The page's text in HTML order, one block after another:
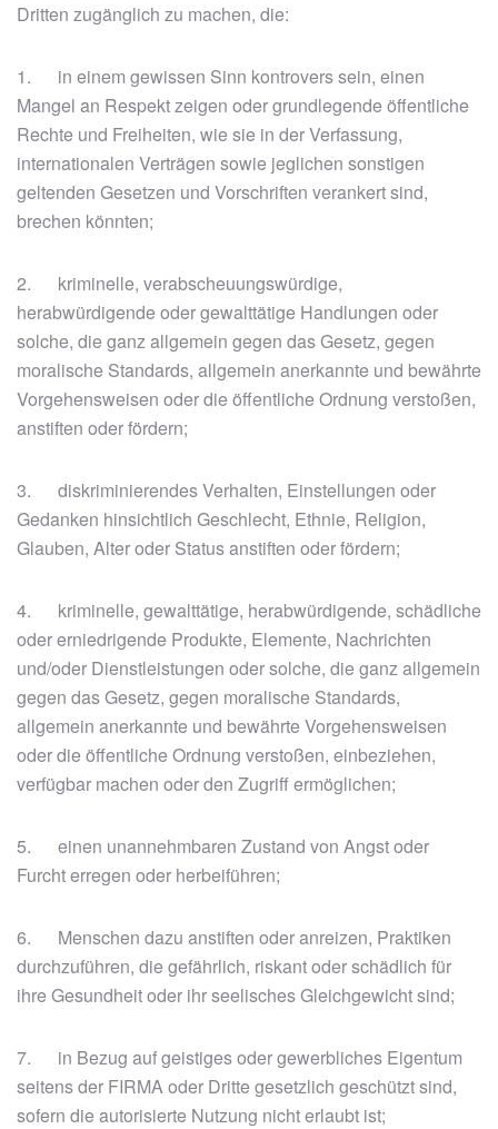
Dritten zugänglich zu machen, die:
1. in einem gewissen Sinn kontrovers sein, einen
Mangel an Respekt zeigen oder grundlegende öffentliche
Rechte und Freiheiten, wie sie in der Verfassung,
internationalen Verträgen sowie jeglichen sonstigen
geltenden Gesetzen und Vorschriften verankert sind,
brechen könnten;
2. kriminelle, verabscheuungswürdige,
herabwürdigende oder gewalttätige Handlungen oder
solche, die ganz allgemein gegen das Gesetz, gegen
moralische Standards, allgemein anerkannte und bewährte
Vorgehensweisen oder die öffentliche Ordnung verstoßen,
anstiften oder fördern;
3. diskriminierendes Verhalten, Einstellungen oder
Gedanken hinsichtlich Geschlecht, Ethnie, Religion,
Glauben, Alter oder Status anstiften oder fördern;
4. kriminelle, gewalttätige, herabwürdigende, schädliche
oder erniedrigende Produkte, Elemente, Nachrichten
und/oder Dienstleistungen oder solche, die ganz allgemein
gegen das Gesetz, gegen moralische Standards,
allgemein anerkannte und bewährte Vorgehensweisen
oder die öffentliche Ordnung verstoßen, einbeziehen,
verfügbar machen oder den Zugriff ermöglichen;
5. einen unannehmbaren Zustand von Angst oder
Furcht erregen oder herbeiführen;
6. Menschen dazu anstiften oder anreizen, Praktiken
durchzuführen, die gefährlich, riskant oder schädlich für
ihre Gesundheit oder ihr seelisches Gleichgewicht sind;
7. in Bezug auf geistiges oder gewerbliches Eigentum
seitens der FIRMA oder Dritte gesetzlich geschützt sind,
sofern die autorisierte Nutzung nicht erlaubt ist;